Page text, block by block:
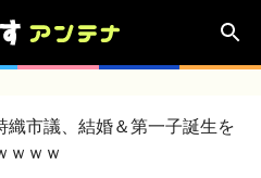
織市議、結婚＆第一子誕生を
ｗｗｗ